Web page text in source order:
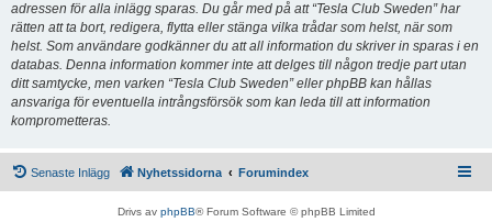
adressen för alla inlägg sparas. Du går med på att “Tesla Club Sweden” har
rätten att ta bort, redigera, flytta eller stänga vilka trådar som helst, när som
helst. Som användare godkänner du att all information du skriver in sparas i en
databas. Denna information kommer inte att delges till någon tredje part utan
ditt samtycke, men varken “Tesla Club Sweden” eller phpBB kan hållas
ansvariga för eventuella intrångsförsök som kan leda till att information
komprometteras.
Senaste Inlägg Nyhetssidorna Forumindex
Drivs av phpBB® Forum Software © phpBB Limited